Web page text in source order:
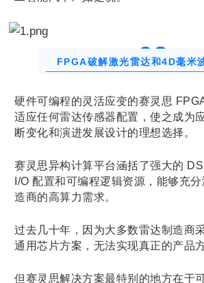
03
FPGA破解激光雷达和4D毫米
硬件可编程的灵活应变的赛灵思
适应任何雷达传感器配置，使之成为
断变化和演进发展设计的理想选择。
赛灵思异构计算平台涵括了强大的
I/O 配置和可编程逻辑资源，能够充
造商的高算力需求。
过去几十年，因为大多数雷达制造商
通用芯片方案，无法实现真正的产品
但赛灵思解决方案最特别的地方在于